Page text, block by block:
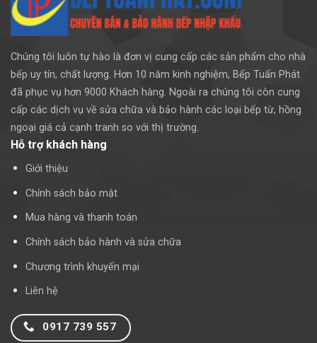
Chúng tôi luôn tự hào là đơn vị cung cấp các sản phẩm cho nhà
bếp uy tín, chất lượng. Hơn 10 năm kinh nghiệm, Bếp Tuấn Phát
đã phục vụ hơn 9000 Khách hàng. Ngoài ra chúng tôi còn cung
cấp các dịch vụ về sửa chữa và bảo hành các loại bếp từ, hồng
ngoại giá cả cạnh tranh so với thị trường.
Hỗ trợ khách hàng
Giới thiệu
Chính sách bảo mật
Mua hàng và thanh toán
Chính sách bảo hành và sửa chữa
Chương trình khuyến mại
Liên hệ
0917 739 557